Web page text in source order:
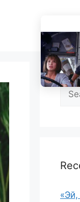
for: